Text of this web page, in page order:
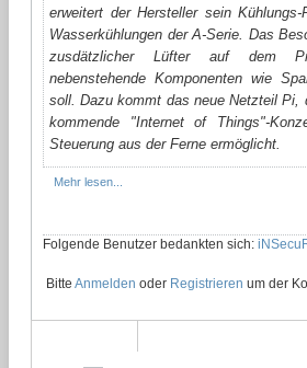
erweitert der Hersteller sein
Wasserkühlungen der A-Serie. Das
zusdätzlicher Lüfter auf dem
nebenstehende Komponenten wie
soll. Dazu kommt das neue Netzteil Pi,
kommende "Internet of Things"-
Steuerung aus der Ferne ermöglicht.
Mehr lesen...
Folgende Benutzer bedankten sich:
Bitte Anmelden oder Registrieren um der